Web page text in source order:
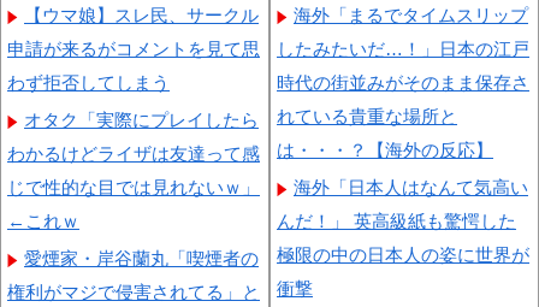
【ウマ娘】スレ民、サークル
申請が来るがコメントを見て思
わず拒否してしまう
オタク「実際にプレイしたら
わかるけどライザは友達って感
じで性的な目では見れないｗ」
←これｗ
愛煙家・岸谷蘭丸「喫煙者の
権利がマジで侵害されてる」と
海外「まるでタイムスリップ
したみたいだ…！」日本の江戸
時代の街並みがそのまま保存さ
れている貴重な場所と
は・・・？【海外の反応】
海外「日本人はなんて気高い
んだ！」 英高級紙も驚愕した
極限の中の日本人の姿に世界が
衝撃